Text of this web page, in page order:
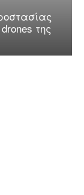
της